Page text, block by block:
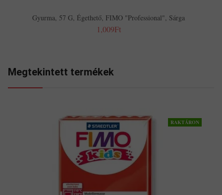
Gyurma, 57 G, Égethető, FIMO "Professional", Sárga
1,009Ft
Megtekintett termékek
RAKTÁRON